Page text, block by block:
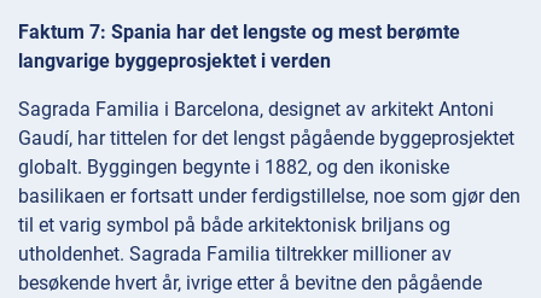
Faktum 7: Spania har det lengste og mest berømte
langvarige byggeprosjektet i verden
Sagrada Familia i Barcelona, designet av arkitekt Antoni
Gaudí, har tittelen for det lengst pågående byggeprosjektet
globalt. Byggingen begynte i 1882, og den ikoniske
basilikaen er fortsatt under ferdigstillelse, noe som gjør den
til et varig symbol på både arkitektonisk briljans og
utholdenhet. Sagrada Familia tiltrekker millioner av
besøkende hvert år, ivrige etter å bevitne den pågående